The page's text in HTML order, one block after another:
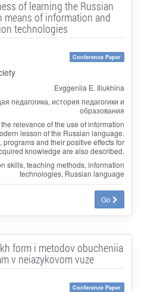
of learning the Russian
means of information and
technologies
Conference Paper
Evggeniia E. Iliukhina
педагогика, история педагогики и
образования
relevance of the use of information
lesson of the Russian language.
programs and their positive effects for
knowledge are also described.
skills, teaching methods, information
technologies, Russian language
Go
form i metodov obucheniia
v neiazykovom vuze
Conference Paper